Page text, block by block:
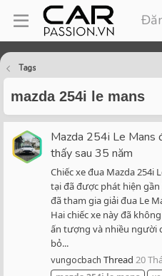
Tags
mazda 254i le mans
Mazda 254i Le Mans
thấy sau 35 năm
Chiếc xe đua Mazda 254i
tại đã được phát hiện
đã tham gia giải đua Le
Hai chiếc xe này đã
ấn tượng và nhiều người
bỏ...
vungocbach Thread 20